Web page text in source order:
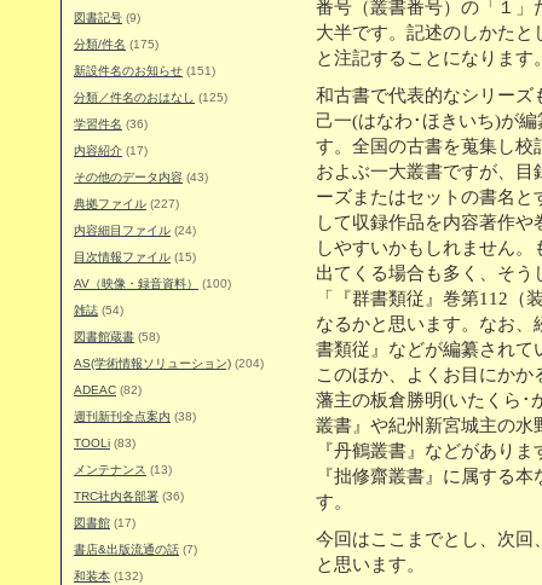
図書記号 (9)
分類/件名 (175)
新設件名のお知らせ (151)
分類／件名のおはなし
(125)
学習件名 (36)
内容紹介 (17)
その他のデータ内容 (43)
典拠ファイル (227)
内容細目ファイル (24)
目次情報ファイル (15)
AV（映像・録音資料）
(100)
雑誌 (54)
図書館蔵書 (58)
AS(学術情報ソリューション) (204)
ADEAC (82)
週刊新刊全点案内 (38)
TOOLi (83)
メンテナンス (13)
TRC社内各部署 (36)
図書館 (17)
書店&出版流通の話 (7)
和装本 (132)
番号（叢書番号）の「１」
大半です。記述のしかた
と注記することになります
和古書で代表的なシリーズ
己一(はなわ･ほきいち)が
す。全国の古書を蒐集し校
およぶ一大叢書ですが、
ーズまたはセットの書名
して収録作品を内容著作
しやすいかもしれません
出てくる場合も多く、そ
「『群書類従』巻第112（
なるかと思います。なお
書類従』などが編纂されて
このほか、よくお目にか
藩主の板倉勝明(いたくら･
叢書』や紀州新宮城主の水
『丹鶴叢書』などがあり
『拙修齋叢書』に属する
す。
今回はここまでとし、次回
と思います。